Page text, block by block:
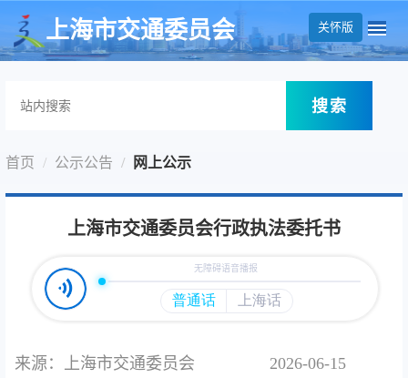
关怀版
搜索
上海市交通委员会
首页 公示公告 网上公示
上海市交通委员会行政执法委托书
来源：上海市交通委员会
2026-06-15